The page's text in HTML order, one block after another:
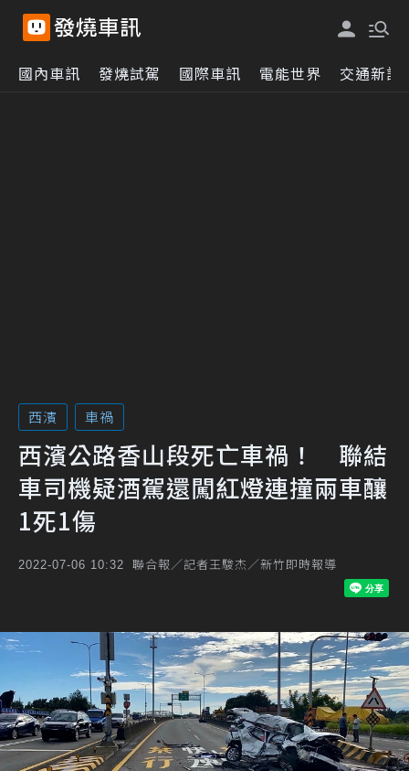
國內車訊 發燒試駕 國際車訊 電能世界 交通新訊
西濱 車禍
西濱公路香山段死亡車禍！ 聯結
車司機疑酒駕還闖紅燈連撞兩車釀
1死1傷
2022-07-06 10:32 聯合報／記者王駿杰／新竹即時報導